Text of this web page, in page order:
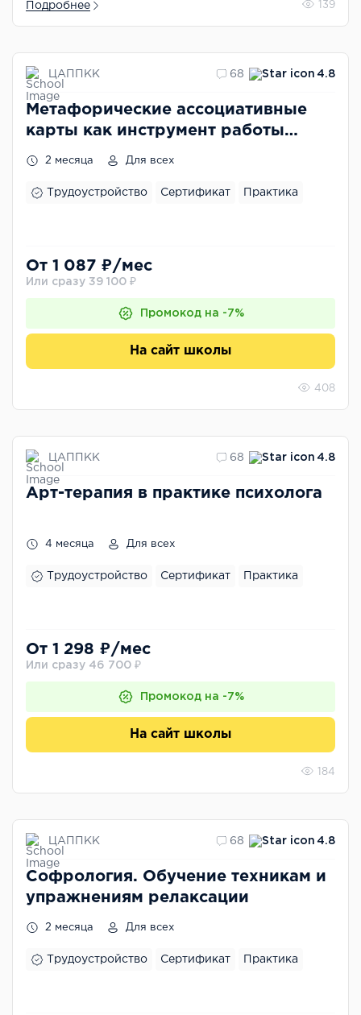
Подробнее 139
ЦАППКК 68 4.8
Метафорические ассоциативные
карты как инструмент работы
2 месяца Для всех
Трудоустройство Сертификат Практика
От 1 087 ₽/мес
Или сразу 39 100 ₽
Промокод на -7%
На сайт школы
408
ЦАППКК 68 4.8
Арт-терапия в практике психолога
4 месяца Для всех
Трудоустройство Сертификат Практика
От 1 298 ₽/мес
Или сразу 46 700 ₽
Промокод на -7%
На сайт школы
184
ЦАППКК 68 4.8
Софрология. Обучение техникам и
упражнениям релаксации
2 месяца Для всех
Трудоустройство Сертификат Практика